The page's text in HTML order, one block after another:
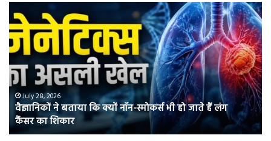
ने
बताया
कि
क्यों
नॉन-
स्मोकर्स
भी
जाते
हैं
July 28, 2026
वैज्ञानिकों ने बताया कि क्यों नॉन-स्मोकर्स भी हो जाते हैं लंग
कैंसर का शिकार
में
की